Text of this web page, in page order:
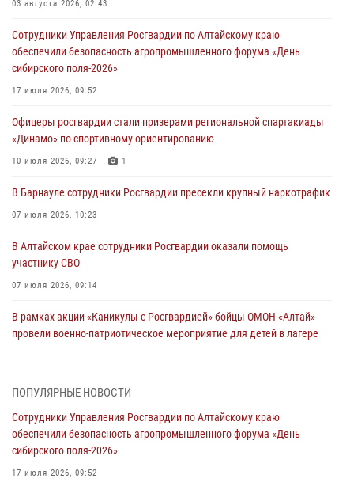
03 августа 2026, 02:43
Сотрудники Управления Росгвардии по Алтайскому краю
обеспечили безопасность агропромышленного форума «День
сибирского поля-2026»
17 июля 2026, 09:52
Офицеры росгвардии стали призерами региональной спартакиады
«Динамо» по спортивному ориентированию
10 июля 2026, 09:27 1
В Барнауле сотрудники Росгвардии пресекли крупный наркотрафик
07 июля 2026, 10:23
В Алтайском крае сотрудники Росгвардии оказали помощь
участнику СВО
07 июля 2026, 09:14
В рамках акции «Каникулы с Росгвардией» бойцы ОМОН «Алтай»
провели военно-патриотическое мероприятие для детей в лагере
акции «Коробка храбрости»
Сотрудники Росгвардии провели встречу с юными пограничниками
ПОПУЛЯРНЫЕ НОВОСТИ
Сотрудники Управления Росгвардии по Алтайскому краю
обеспечили безопасность агропромышленного форума «День
сибирского поля-2026»
17 июля 2026, 09:52